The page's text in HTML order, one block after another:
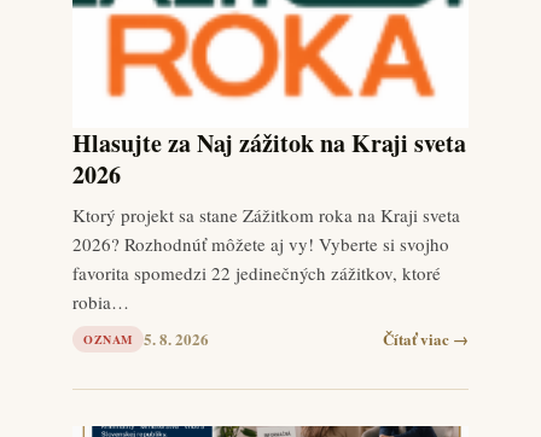
Hlasujte za Naj zážitok na Kraji sveta
2026
Ktorý projekt sa stane Zážitkom roka na Kraji sveta
2026? Rozhodnúť môžete aj vy! Vyberte si svojho
favorita spomedzi 22 jedinečných zážitkov, ktoré
robia…
OZNAM 5. 8. 2026 Čítať viac →